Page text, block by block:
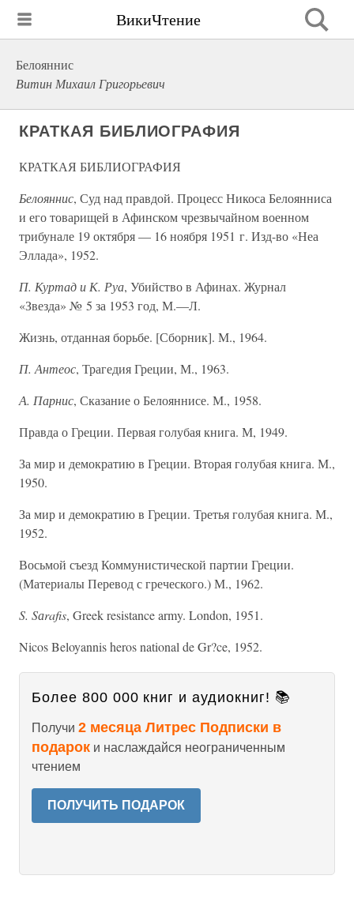
ВикиЧтение
Белояннис
Витин Михаил Григорьевич
КРАТКАЯ БИБЛИОГРАФИЯ
КРАТКАЯ БИБЛИОГРАФИЯ
Белояннис, Суд над правдой. Процесс Никоса Белоянниса
и его товарищей в Афинском чрезвычайном военном
трибунале 19 октября — 16 ноября 1951 г. Изд-во «Неа
Эллада», 1952.
П. Куртад и К. Руа, Убийство в Афинах. Журнал
«Звезда» № 5 за 1953 год, М.—Л.
Жизнь, отданная борьбе. [Сборник]. М., 1964.
П. Антеос, Трагедия Греции, М., 1963.
А. Парнис, Сказание о Белояннисе. М., 1958.
Правда о Греции. Первая голубая книга. М, 1949.
За мир и демократию в Греции. Вторая голубая книга. М.,
1950.
За мир и демократию в Греции. Третья голубая книга. М.,
1952.
Восьмой съезд Коммунистической партии Греции.
(Материалы Перевод с греческого.) М., 1962.
S. Sаrafis, Greek resistance army. London, 1951.
Nicos Beloyannis heros national de Gr?ce, 1952.
Более 800 000 книг и аудиокниг! 📚
Получи 2 месяца Литрес Подписки в
подарок и наслаждайся неограниченным
чтением
ПОЛУЧИТЬ ПОДАРОК